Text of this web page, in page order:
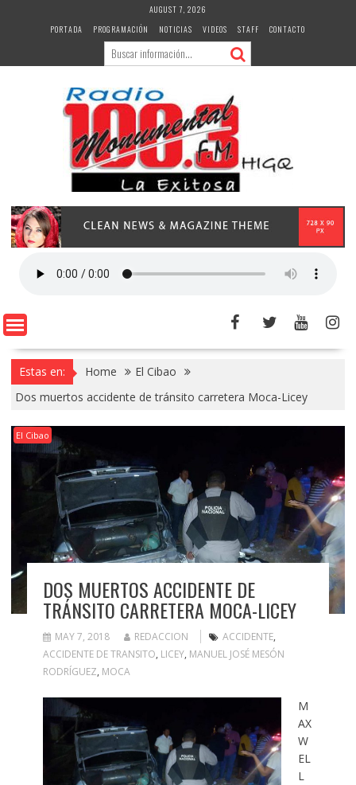
AUGUST 7, 2026
PORTADA
PROGRAMACIÓN NOTICIAS VIDEOS STAFF CONTACTO
Estas en: Home
El Cibao
Dos muertos accidente de tránsito carretera Moca-Licey
El Cibao
DOS MUERTOS ACCIDENTE DE
TRÁNSITO CARRETERA MOCA-LICEY
MAY 7, 2018 REDACCION ACCIDENTE,
ACCIDENTE DE TRANSITO, LICEY, MANUEL JOSÉ MESÓN
RODRÍGUEZ, MOCA
M
AX
W
EL
L